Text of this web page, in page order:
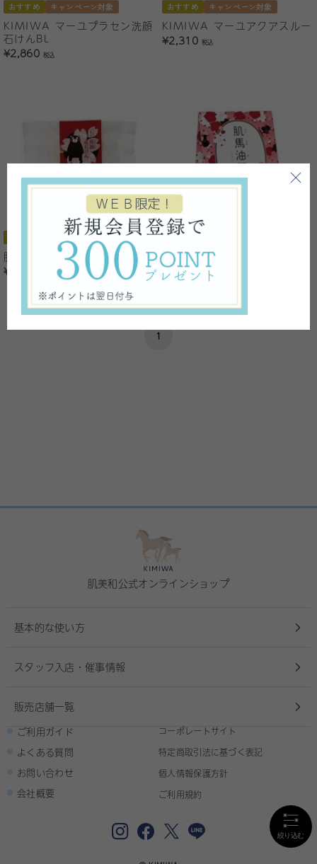
おすすめ キャンペーン対象
KIMIWA マーユプラセン洗顔
石けんBL
¥2,860税込
おすすめ キャンペーン対象
KIMIWA マーユアクアスルー
¥2,310税込
キャンペーン対象
肌馬油石けん [くまモン]
¥1,430
おすすめ
肌馬油石けん
¥1,430
税込
1
肌美和公式オンラインショップ
基本的な使い方
スタッフ入店・催事情報
販売店舗一覧
ご利用ガイド
よくある質問
お問い合わせ
会社概要
コーポレートサイト
特定商取引法に基づく表記
個人情報保護方針
ご利用規約